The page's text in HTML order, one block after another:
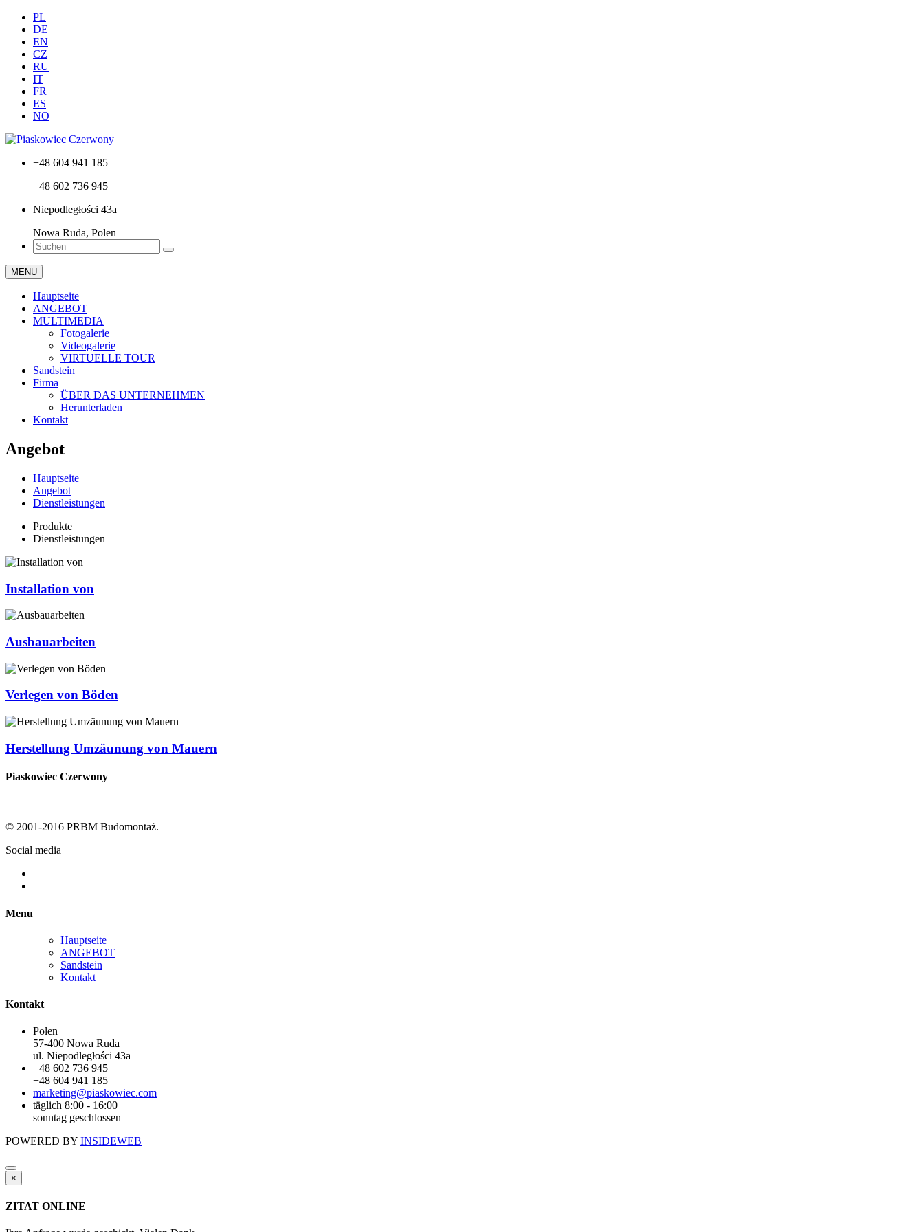
PL
DE
EN
CZ
RU
IT
FR
ES
NO
+48 604 941 185
+48 602 736 945
Niepodległości 43a
Nowa Ruda, Polen
MENU
Hauptseite
ANGEBOT
MULTIMEDIA
Fotogalerie
Videogalerie
VIRTUELLE TOUR
Sandstein
Firma
ÜBER DAS UNTERNEHMEN
Herunterladen
Kontakt
Angebot
Hauptseite
Angebot
Dienstleistungen
Produkte
Dienstleistungen
Installation von
Ausbauarbeiten
Verlegen von Böden
Herstellung Umzäunung von Mauern
Piaskowiec Czerwony
© 2001-2016 PRBM Budomontaż.
Social media
Menu
Hauptseite
ANGEBOT
Sandstein
Kontakt
Kontakt
Polen
57-400 Nowa Ruda
ul. Niepodległości 43a
+48 602 736 945
+48 604 941 185
marketing@piaskowiec.com
täglich 8:00 - 16:00
sonntag geschlossen
POWERED BY INSIDEWEB
×
ZITAT ONLINE